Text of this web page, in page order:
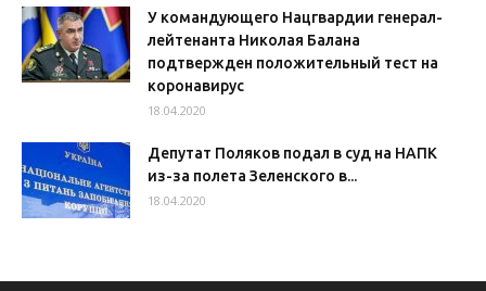
У командующего Нацгвардии генерал-
лейтенанта Николая Балана
подтвержден положительный тест на
коронавирус
18.04.2020
Депутат Поляков подал в суд на НАПК
из-за полета Зеленского в...
18.04.2020